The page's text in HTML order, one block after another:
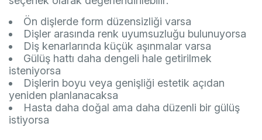
Ön dişlerde form düzensizliği varsa
Dişler arasında renk uyumsuzluğu bulunuyorsa
Diş kenarlarında küçük aşınmalar varsa
Gülüş hattı daha dengeli hale getirilmek
isteniyorsa
Dişlerin boyu veya genişliği estetik açıdan
yeniden planlanacaksa
Hasta daha doğal ama daha düzenli bir gülüş
istiyorsa